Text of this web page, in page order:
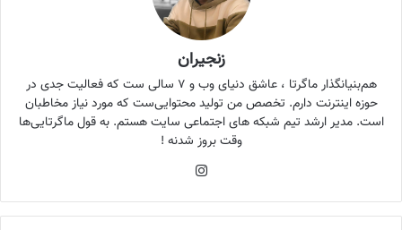
زنجیران
هم‌بنیانگذار ماگرتا ، عاشق دنیای وب و ۷ سالی ست که فعالیت جدی در
حوزه اینترنت دارم. تخصص من تولید محتوایی‌ست که مورد نیاز مخاطبان
است. مدیر ارشد تیم شبکه های اجتماعی سایت هستم. به قول ماگرتایی‌ها
وقت بروز شدنه !